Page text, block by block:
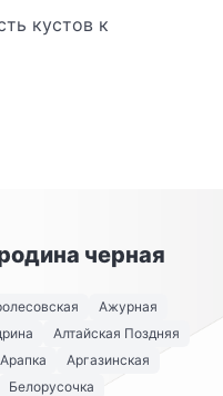
кустов к
черная
Ажурная
Алтайская Поздняя
Арапка
Аргазинская
Белорусочка